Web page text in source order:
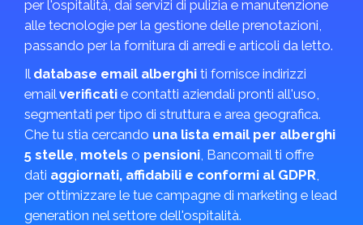
per l'ospitalità, dai servizi di pulizia e manutenzione
alle tecnologie per la gestione delle prenotazioni,
passando per la fornitura di arredi e articoli da letto.
Il database email alberghi ti fornisce indirizzi
emailverificati e contatti aziendali pronti all'uso,
segmentati per tipo di struttura e area geografica.
Che tu stia cercando una lista email per alberghi
5 stelle, motels o pensioni, Bancomail ti offre
dati aggiornati, affidabili e conformi al GDPR,
per ottimizzare le tue campagne di marketing e lead
generation nel settore dell'ospitalità.